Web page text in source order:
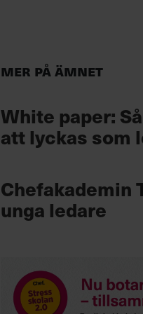
Mer på ämnet
White paper:
att lyckas som
Chefakademin
unga ledare